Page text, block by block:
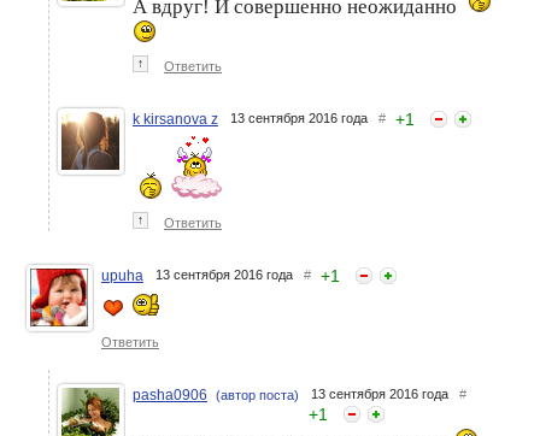
А вдруг! И совершенно неожиданно
↑ Ответить
k kirsanova z 13 сентября 2016 года # +1
↑ Ответить
upuha 13 сентября 2016 года # +1
Ответить
pasha0906 (автор поста) 13 сентября 2016 года #
+1